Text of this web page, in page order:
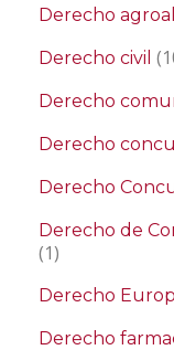
Derecho
Derecho civil
Derecho
Derecho
Derecho
Derecho de
(1)
Derecho
Derecho